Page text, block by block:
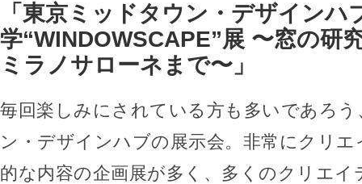
「東京ミッドタウン・デザインハ
学“WINDOWSCAPE”展 〜窓の研
ミラノサローネまで〜」
毎回楽しみにされている方も多いであろ
ン・デザインハブの展示会。非常にクリ
的な内容の企画展が多く、多くのクリエイ